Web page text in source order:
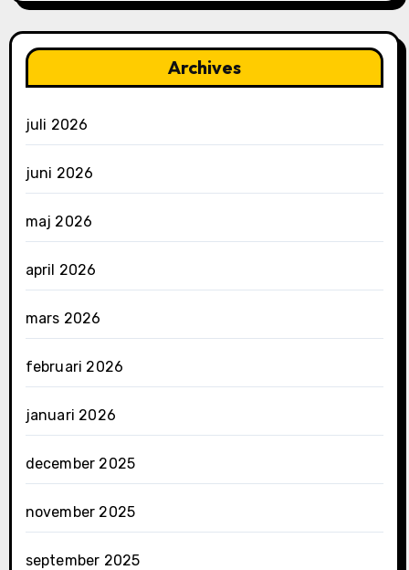
Archives
juli 2026
juni 2026
maj 2026
april 2026
mars 2026
februari 2026
januari 2026
december 2025
november 2025
september 2025